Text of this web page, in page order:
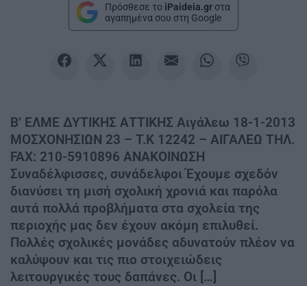
Πρόσθεσε το iPaideia.gr στα
αγαπημένα σου στη Google
Β’ ΕΛΜΕ ΔΥΤΙΚΗΣ ΑΤΤΙΚΗΣ Αιγάλεω 18-1-2013
ΜΟΣΧΟΝΗΣΙΩΝ 23 – Τ.Κ 12242 – ΑΙΓΑΛΕΩ ΤΗΛ.
FAX: 210-5910896 ΑΝΑΚΟΙΝΩΣΗ
Συναδέλφισσες, συνάδελφοι Έχουμε σχεδόν
διανύσει τη μισή σχολική χρονιά και παρόλα
αυτά πολλά προβλήματα στα σχολεία της
περιοχής μας δεν έχουν ακόμη επιλυθεί.
Πολλές σχολικές μονάδες αδυνατούν πλέον να
καλύψουν και τις πιο στοιχειώδεις
λειτουργικές τους δαπάνες. Οι […]